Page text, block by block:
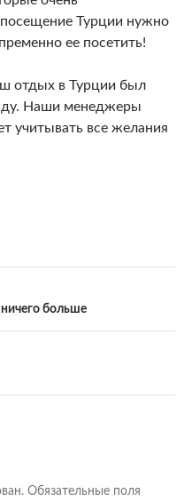
Турции нужно
ее посетить!
отдых в Турции был
Наши менеджеры
учитывать все желания
больше
Обязательные поля